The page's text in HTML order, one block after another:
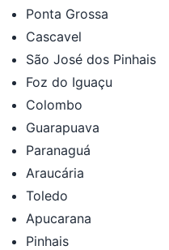
Ponta Grossa
Cascavel
São José dos Pinhais
Foz do Iguaçu
Colombo
Guarapuava
Paranaguá
Araucária
Toledo
Apucarana
Pinhais